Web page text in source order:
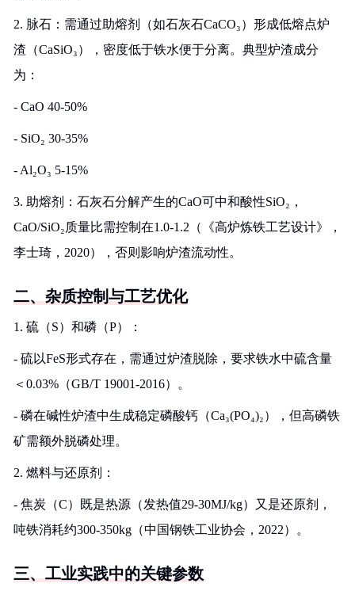
2. 脉石：需通过助熔剂（如石灰石CaCO₃）形成低熔点炉
渣（CaSiO₃），密度低于铁水便于分离。典型炉渣成分
为：
- CaO 40-50%
- SiO₂ 30-35%
- Al₂O₃ 5-15%
3. 助熔剂：石灰石分解产生的CaO可中和酸性SiO₂，
CaO/SiO₂质量比需控制在1.0-1.2（《高炉炼铁工艺设计》，
李士琦，2020），否则影响炉渣流动性。
二、杂质控制与工艺优化
1. 硫（S）和磷（P）：
- 硫以FeS形式存在，需通过炉渣脱除，要求铁水中硫含量
＜0.03%（GB/T 19001-2016）。
- 磷在碱性炉渣中生成稳定磷酸钙（Ca₃(PO₄)₂），但高磷铁
矿需额外脱磷处理。
2. 燃料与还原剂：
- 焦炭（C）既是热源（发热值29-30MJ/kg）又是还原剂，
吨铁消耗约300-350kg（中国钢铁工业协会，2022）。
三、工业实践中的关键参数